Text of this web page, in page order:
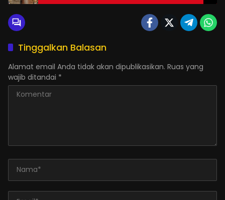
Tinggalkan Balasan
Alamat email Anda tidak akan dipublikasikan. Ruas yang
wajib ditandai *